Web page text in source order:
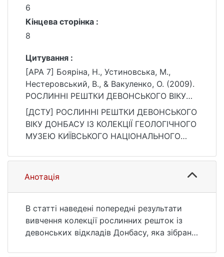
6
Кінцева сторінка :
8
Цитування :
[APA 7] Бояріна, Н., Устиновська, М.,
Нестеровський, В., & Вакуленко, О. (2009).
РОСЛИННІ РЕШТКИ ДЕВОНСЬКОГО ВІКУ
ДОНБАСУ ІЗ КОЛЕКЦІЇ ГЕОЛОГІЧНОГО
МУЗЕЮ КИЇВСЬКОГО НАЦІОНАЛЬНОГО
УНІВЕРСИТЕТУ ІМЕНІ ТАРАСА ШЕВЧЕНКА.
університету імені Тараса Шевченка.
https://ir.library.knu.ua/handle/15071834/2117
3
[ДСТУ] РОСЛИННІ РЕШТКИ ДЕВОНСЬКОГО
ВІКУ ДОНБАСУ ІЗ КОЛЕКЦІЇ ГЕОЛОГІЧНОГО
МУЗЕЮ КИЇВСЬКОГО НАЦІОНАЛЬНОГО
Н. Бояріна та ін. Вісник Київського
національного університету імені Тараса
Шевченка. Геологія. 2009. № 47. С. 6—8.
https://ir.library.knu.ua/handle/15071834/2117
3 (дата звернення: 25.07.2026).
Анотація
В статті наведені попередні результати
вивчення колекції рослинних решток із
девонських відкладів Донбасу, яка зібрана